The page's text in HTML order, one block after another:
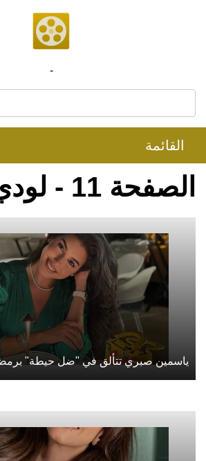
-
القائمة
الصفحة 11 - لودي نت
ياسمين صبري تتألق في "ضل حيطة" برمضان